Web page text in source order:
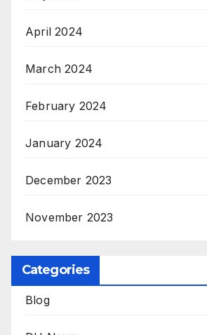
April 2024
March 2024
February 2024
January 2024
December 2023
November 2023
Categories
Blog